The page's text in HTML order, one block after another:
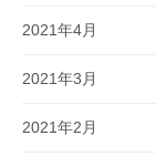
2021年4月
2021年3月
2021年2月